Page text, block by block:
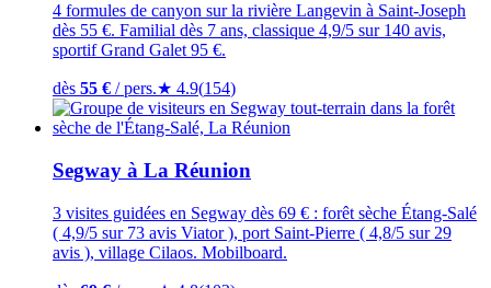
4 formules de canyon sur la rivière Langevin à Saint-Joseph
dès 55 €. Familial dès 7 ans, classique 4,9/5 sur 140 avis,
sportif Grand Galet 95 €.
dès 55 € / pers.★ 4.9(154)
Segway à La Réunion
3 visites guidées en Segway dès 69 € : forêt sèche Étang-Salé
( 4,9/5 sur 73 avis Viator ), port Saint-Pierre ( 4,8/5 sur 29
avis ), village Cilaos. Mobilboard.